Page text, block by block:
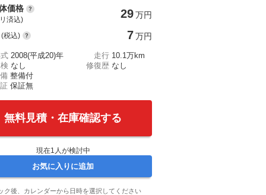
価格
済込) 29万円
(税込) 7万円
2008(平成20)年 走行 10.1万km
なし 修復歴 なし
整備付
保証無
無料見積・在庫確認する
現在1 人が検討中
お気に入りに追加
ク後、カレンダーから日時を選択してください